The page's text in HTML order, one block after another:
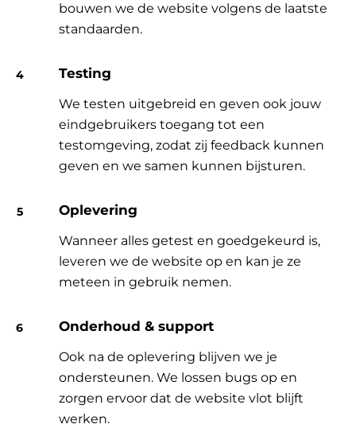
bouwen we de website volgens de laatste
standaarden.
Testing
We testen uitgebreid en geven ook jouw
eindgebruikers toegang tot een
testomgeving, zodat zij feedback kunnen
geven en we samen kunnen bijsturen.
Oplevering
Wanneer alles getest en goedgekeurd is,
leveren we de website op en kan je ze
meteen in gebruik nemen.
Onderhoud & support
Ook na de oplevering blijven we je
ondersteunen. We lossen bugs op en
zorgen ervoor dat de website vlot blijft
werken.